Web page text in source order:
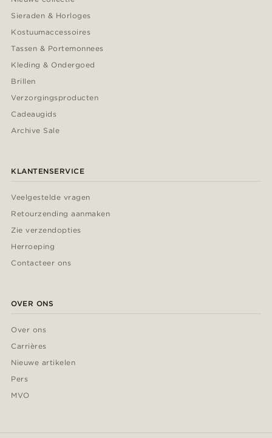
Sieraden & Horloges
Kostuumaccessoires
Tassen & Portemonnees
Kleding & Ondergoed
Brillen
Verzorgingsproducten
Cadeaugids
Archive Sale
KLANTENSERVICE
Veelgestelde vragen
Retourzending aanmaken
Zie verzendopties
Herroeping
Contacteer ons
OVER ONS
Over ons
Carrières
Nieuwe artikelen
Pers
MVO